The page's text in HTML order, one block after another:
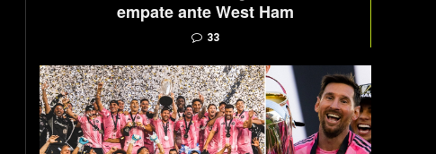
empate ante West Ham
33